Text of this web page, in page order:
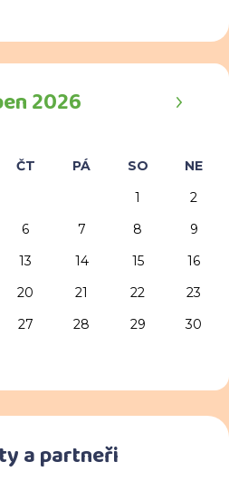
2026
ČT PÁ SO
NE
1
2
6 7 8
9
13 14 15
16
20 21 22
23
27 28 29
30
a partneři